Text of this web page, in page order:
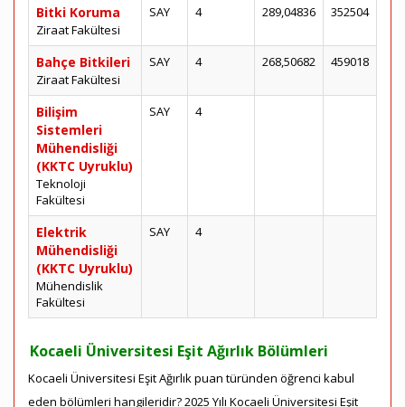
Bitki Koruma
Ziraat Fakültesi
SAY 4 289,04836 352504
Bahçe Bitkileri
Ziraat Fakültesi
SAY 4 268,50682 459018
Bilişim
Sistemleri
Mühendisliği
(KKTC Uyruklu)
Teknoloji
Fakültesi
SAY 4
Elektrik
Mühendisliği
(KKTC Uyruklu)
Mühendislik
Fakültesi
SAY 4
Kocaeli Üniversitesi Eşit Ağırlık Bölümleri
Kocaeli Üniversitesi Eşit Ağırlık puan türünden öğrenci kabul
eden bölümleri hangileridir? 2025 Yılı Kocaeli Üniversitesi Eşit